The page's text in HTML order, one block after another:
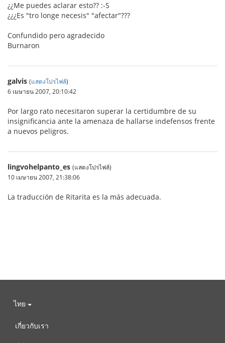
¿¿Me puedes aclarar esto?? :-S
¿¿¿Es "tro longe necesis" "afectar"???
Confundido pero agradecido
Burnaron
galvis (แสดงโปรไฟล์)
6 เมษายน 2007, 20:10:42
Por largo rato necesitaron superar la certidumbre de su
insignificancia ante la amenaza de hallarse indefensos frente
a nuevos peligros.
lingvohelpanto_es (แสดงโปรไฟล์)
10 เมษายน 2007, 21:38:06
La traducción de Ritarita es la más adecuada.
ไทย
เกี่ยวกับเรา